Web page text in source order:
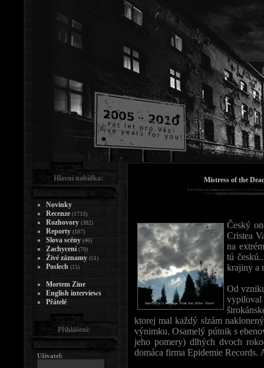
Mistress of the
Český
Cristea
na
tú
krajiny a
Od
vypiloval
ktorej mal každý slzám
výnimku. Osamelý pútnik s
jeho pomery) dlhých dvoch
domáca firma Epidemie Records.
Hlavní nabídka:
Novinky
Recenze (1733)
Rozhovory (382)
Reporty (187)
Slova scény (46)
Zachycení (70)
Živé záznamy (51)
Poslech (15)
Mortem Zine
English interviews
Přátelé
Přihlášení:
Uživatel: